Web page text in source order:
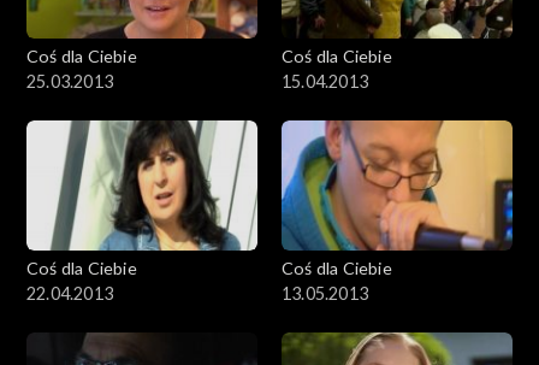
Coś dla Ciebie
25.03.2013
Coś dla Ciebie
15.04.2013
Coś dla Ciebie
22.04.2013
Coś dla Ciebie
13.05.2013